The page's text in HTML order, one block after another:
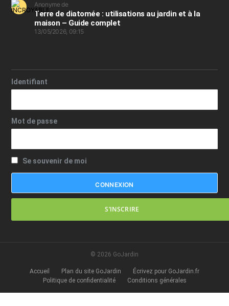
Anonyme de
Terre de diatomée : utilisations au jardin et à la
maison – Guide complet
13/05/2026, 09:15
Identifiant
Mot de passe
Se souvenir de moi
S’INSCRIRE
© 2026 GoJardin
Accueil Plan du site GoJardin
Écrivez pour GoJardin.fr
Politique de confidentialité
Conditions générales